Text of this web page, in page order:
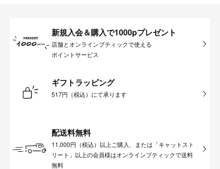
新規入会＆購入で1000pプレゼント
店舗とオンラインブティックで使える
ポイントサービス
ギフトラッピング
517円（税込）にて承ります
配送料無料
11,000円（税込）以上ご購入、または「キャットスト
リート」以上の会員様はオンラインブティックで送料
無料